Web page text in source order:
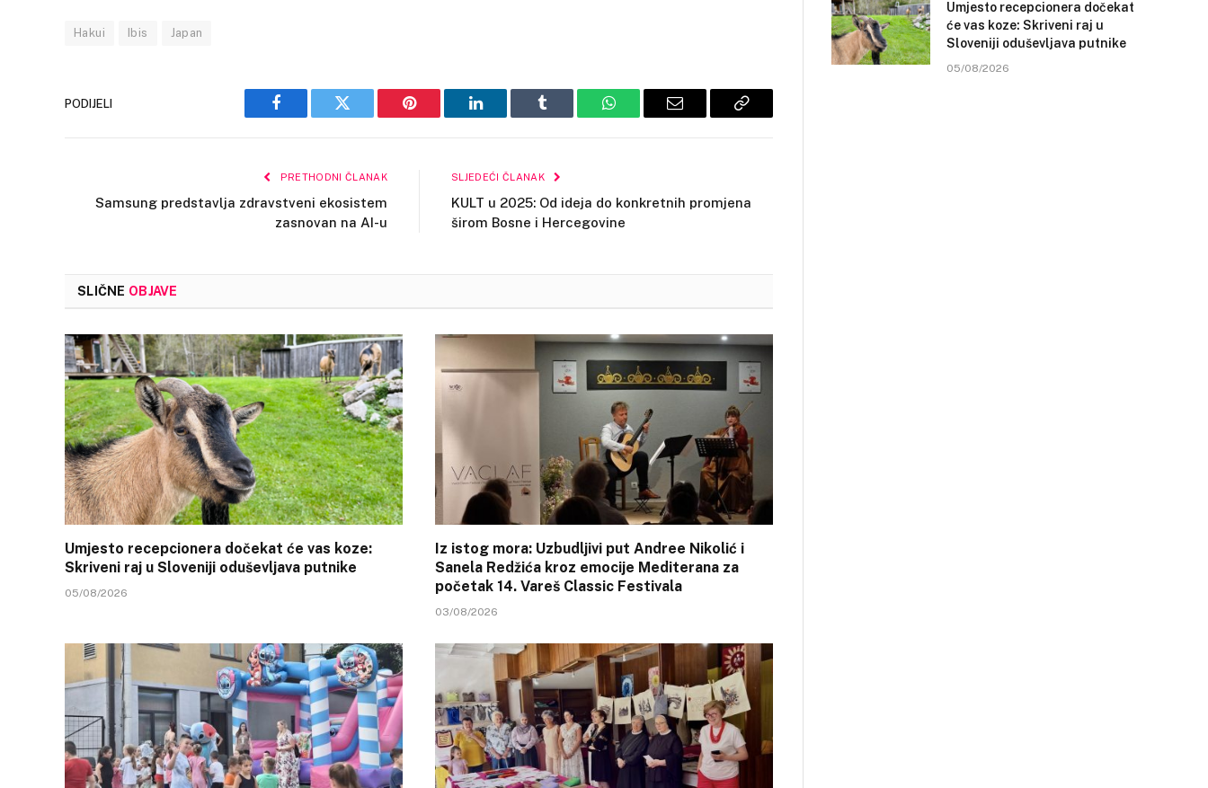
Hakui Ibis Japan
PODIJELI
Facebook Twitter Pinterest LinkedIn Tumblr WhatsAppEmail
Copy
PRETHODNI ČLANAK
Samsung predstavlja zdravstveni ekosistem
zasnovan na AI-u
SLJEDEĆI ČLANAK
KULT u 2025: Od ideja do konkretnih promjena
širom Bosne i Hercegovine
SLIČNE OBJAVE
Umjesto recepcionera dočekat će vas koze:
Skriveni raj u Sloveniji oduševljava putnike
05/08/2026
Iz istog mora: Uzbudljivi put Andree Nikolić i
Sanela Redžića kroz emocije Mediterana za
početak 14. Vareš Classic Festivala
03/08/2026
Umjesto recepcionera dočekat
će vas koze: Skriveni raj u
Sloveniji oduševljava putnike
05/08/2026